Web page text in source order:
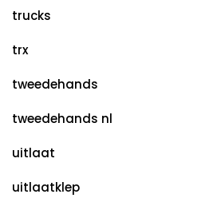
trucks
trx
tweedehands
tweedehands nl
uitlaat
uitlaatklep